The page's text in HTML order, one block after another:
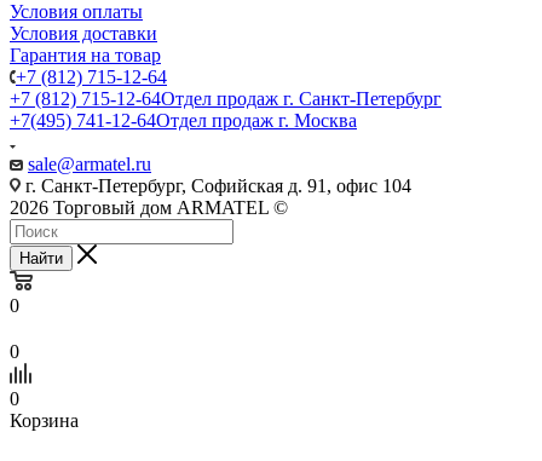
Условия оплаты
Условия доставки
Гарантия на товар
+7 (812) 715-12-64
+7 (812) 715-12-64Отдел продаж г. Санкт-Петербург
+7(495) 741-12-64Отдел продаж г. Москва
sale@armatel.ru
г. Санкт-Петербург, Софийская д. 91, офис 104
2026 Торговый дом ARMATEL ©
Найти
0
0
0
Корзина